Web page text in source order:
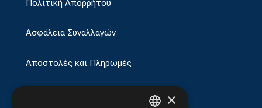
Πολιτική Απορρήτου
Ασφάλεια Συναλλαγών
Αποστολές και Πληρωμές
×